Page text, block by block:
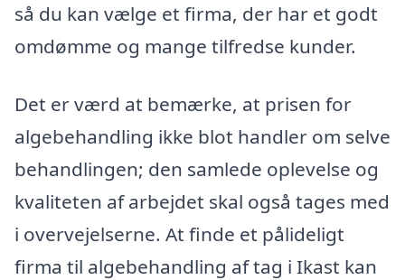
så du kan vælge et firma, der har et godt
omdømme og mange tilfredse kunder.
Det er værd at bemærke, at prisen for
algebehandling ikke blot handler om selve
behandlingen; den samlede oplevelse og
kvaliteten af arbejdet skal også tages med
i overvejelserne. At finde et pålideligt
firma til algebehandling af tag i Ikast kan